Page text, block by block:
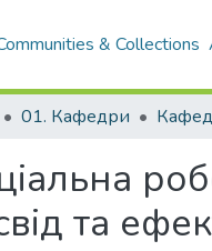
& Collections
01. Кафедри
та